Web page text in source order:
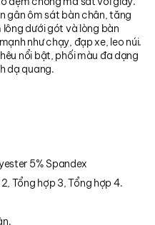
gân ôm sát bàn chân, tăng
dưới gót và lòng bàn
như chạy, đạp xe, leo núi.
nổi bật, phối màu đa dạng
dạ quang.
5% Spandex
Tổng hợp 3, Tổng hợp 4.